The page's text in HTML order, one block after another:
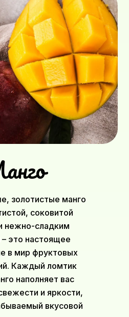
золотистые манго
соковитой
нежно-сладким
это настоящее
в мир фруктовых
Каждый ломтик
наполняет вас
и яркости,
вкусовой